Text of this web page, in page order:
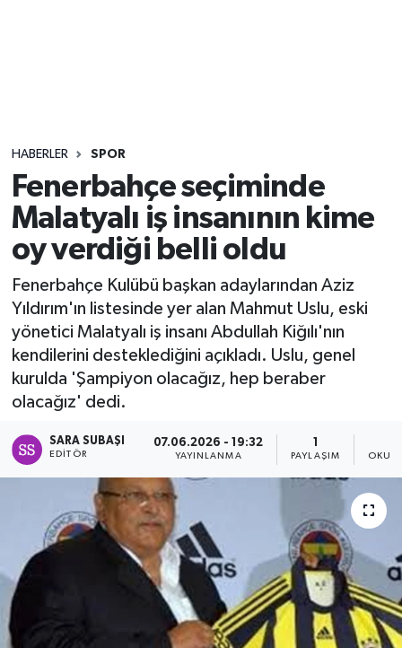
HABERLER SPOR
Fenerbahçe seçiminde
Malatyalı iş insanının kime
oy verdiği belli oldu
Fenerbahçe Kulübü başkan adaylarından Aziz
Yıldırım'ın listesinde yer alan Mahmut Uslu, eski
yönetici Malatyalı iş insanı Abdullah Kiğılı'nın
kendilerini desteklediğini açıkladı. Uslu, genel
kurulda 'Şampiyon olacağız, hep beraber
olacağız' dedi.
SARA SUBAŞI
EDITÖR
07.06.2026 - 19:32
YAYINLANMA
1
PAYLAŞIM
Yaşam